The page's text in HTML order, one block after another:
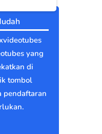
yang
di
tombol
pendaftaran